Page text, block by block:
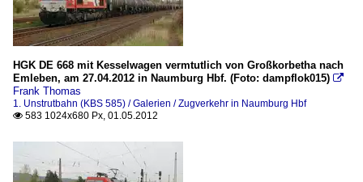
HGK DE 668 mit Kesselwagen vermtutlich von Großkorbetha nach
Emleben, am 27.04.2012 in Naumburg Hbf. (Foto: dampflok015) 
Frank Thomas
1. Unstrutbahn (KBS 585) / Galerien / Zugverkehr in Naumburg Hbf
 583 1024x680 Px, 01.05.2012